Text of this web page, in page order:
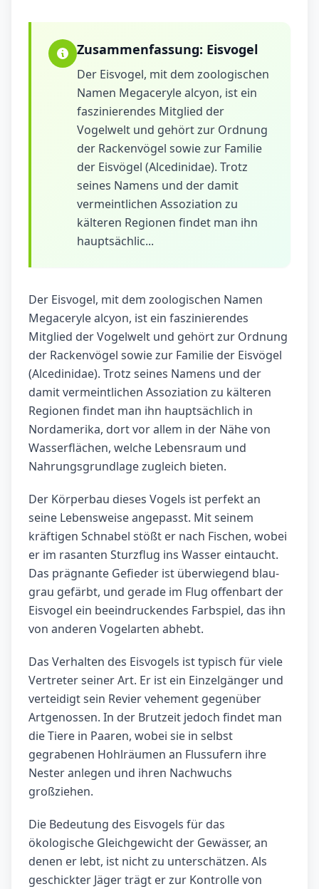
Zusammenfassung: Eisvogel
Der Eisvogel, mit dem zoologischen
Namen Megaceryle alcyon, ist ein
faszinierendes Mitglied der
Vogelwelt und gehört zur Ordnung
der Rackenvögel sowie zur Familie
der Eisvögel (Alcedinidae). Trotz
seines Namens und der damit
vermeintlichen Assoziation zu
kälteren Regionen findet man ihn
hauptsächlic...
Der Eisvogel, mit dem zoologischen Namen
Megaceryle alcyon, ist ein faszinierendes
Mitglied der Vogelwelt und gehört zur Ordnung
der Rackenvögel sowie zur Familie der Eisvögel
(Alcedinidae). Trotz seines Namens und der
damit vermeintlichen Assoziation zu kälteren
Regionen findet man ihn hauptsächlich in
Nordamerika, dort vor allem in der Nähe von
Wasserflächen, welche Lebensraum und
Nahrungsgrundlage zugleich bieten.
Der Körperbau dieses Vogels ist perfekt an
seine Lebensweise angepasst. Mit seinem
kräftigen Schnabel stößt er nach Fischen, wobei
er im rasanten Sturzflug ins Wasser eintaucht.
Das prägnante Gefieder ist überwiegend blau-
grau gefärbt, und gerade im Flug offenbart der
Eisvogel ein beeindruckendes Farbspiel, das ihn
von anderen Vogelarten abhebt.
Das Verhalten des Eisvogels ist typisch für viele
Vertreter seiner Art. Er ist ein Einzelgänger und
verteidigt sein Revier vehement gegenüber
Artgenossen. In der Brutzeit jedoch findet man
die Tiere in Paaren, wobei sie in selbst
gegrabenen Hohlräumen an Flussufern ihre
Nester anlegen und ihren Nachwuchs
großziehen.
Die Bedeutung des Eisvogels für das
ökologische Gleichgewicht der Gewässer, an
denen er lebt, ist nicht zu unterschätzen. Als
geschickter Jäger trägt er zur Kontrolle von